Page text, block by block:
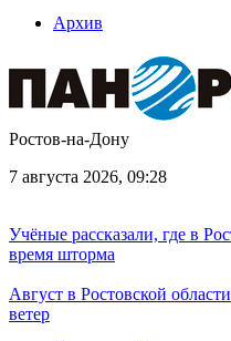
Архив
Ростов-на-Дону
7 августа 2026, 09:28
Учёные рассказали, где в
время шторма
Август в Ростовской
ветер